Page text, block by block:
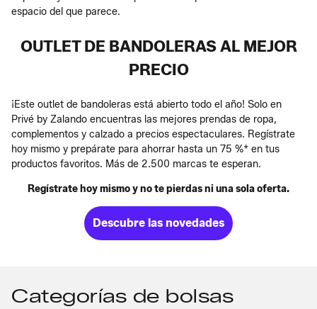
espacio del que parece.
OUTLET DE BANDOLERAS AL MEJOR
PRECIO
¡Este outlet de bandoleras está abierto todo el año! Solo en
Privé by Zalando encuentras las mejores prendas de ropa,
complementos y calzado a precios espectaculares. Regístrate
hoy mismo y prepárate para ahorrar hasta un 75 %* en tus
productos favoritos. Más de 2.500 marcas te esperan.
Regístrate hoy mismo y no te pierdas ni una sola oferta.
Descubre las novedades
Categorías de bolsas